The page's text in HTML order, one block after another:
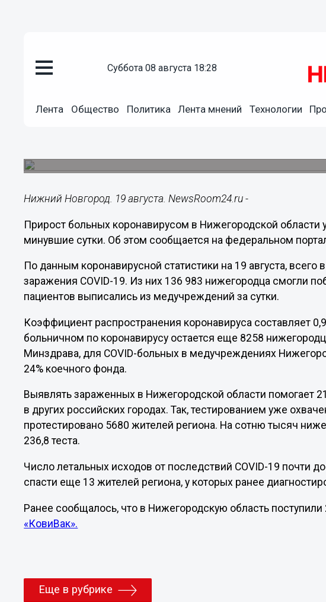
суббота 08 августа 18:28
Лента Общество Политика Лента мнений Технологии
501 случай коронавируса выявлен в
Нижний Новгород. 19 августа. NewsRoom24.ru -
Прирост больных коронавирусом в Нижегородской области
минувшие сутки. Об этом сообщается на федеральном
По данным коронавирусной статистики на 19 августа, всего
заражения COVID-19. Из них 136 983 нижегородца смогли
пациентов выписались из медучреждений за сутки.
Коэффициент распространения коронавируса составляет
больничном по коронавирусу остается еще 8258
Минздрава, для COVID-больных в медучреждениях
24% коечного фонда.
Выявлять зараженных в Нижегородской области помогает
в других российских городах. Так, тестированием уже
протестировано 5680 жителей региона. На сотню тысяч
236,8 теста.
Число летальных исходов от последствий COVID-19 почти
спасти еще 13 жителей региона, у которых ранее
Ранее сообщалось, что в Нижегородскую область
«КовиВак».
Еще в рубрике